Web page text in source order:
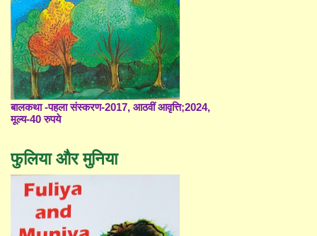
बालकथा -पहला संस्करण-2017, आठवीं आवृत्ति;2024,
मूल्य-40 रुपये
फुलिया और मुनिया